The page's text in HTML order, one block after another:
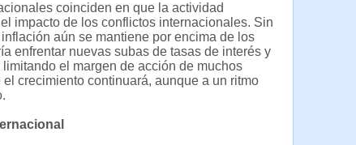
coinciden en que la actividad
impacto de los conflictos internacionales. Sin
aún se mantiene por encima de los
enfrentar nuevas subas de tasas de interés y
el margen de acción de muchos
crecimiento continuará, aunque a un ritmo